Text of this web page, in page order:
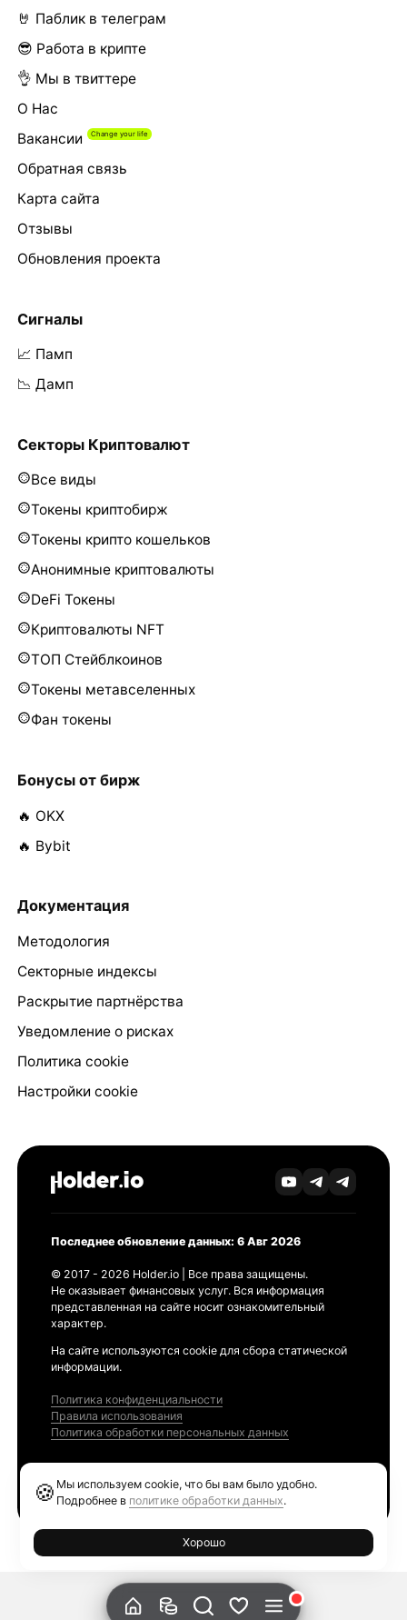
🤘 Паблик в телеграм
😎 Работа в крипте
👌 Мы в твиттере
О Нас
Вакансии
Обратная связь
Карта сайта
Отзывы
Обновления проекта
Сигналы
📈 Памп
📉 Дамп
Секторы Криптовалют
Все виды
Токены криптобирж
Токены крипто кошельков
Анонимные криптовалюты
DeFi Токены
Криптовалюты NFT
ТОП Стейблкоинов
Токены метавселенных
Фан токены
Бонусы от бирж
🔥 OKX
🔥 Bybit
Документация
Методология
Секторные индексы
Раскрытие партнёрства
Уведомление о рисках
Политика cookie
Настройки cookie
Последнее обновление данных: 6 Авг 2026
© 2017 - 2026 Holder.io | Все права защищены.
Не оказывает финансовых услуг. Вся информация
представленная на сайте носит ознакомительный
характер.
На сайте используются cookie для сбора статической
информации.
Политика конфиденциальности
Правила использования
Политика обработки персональных данных
🍪 Мы используем cookie, что бы вам было удобно.
Подробнее в политике обработки данных.
Хорошо
Ethereum GAS Tracker